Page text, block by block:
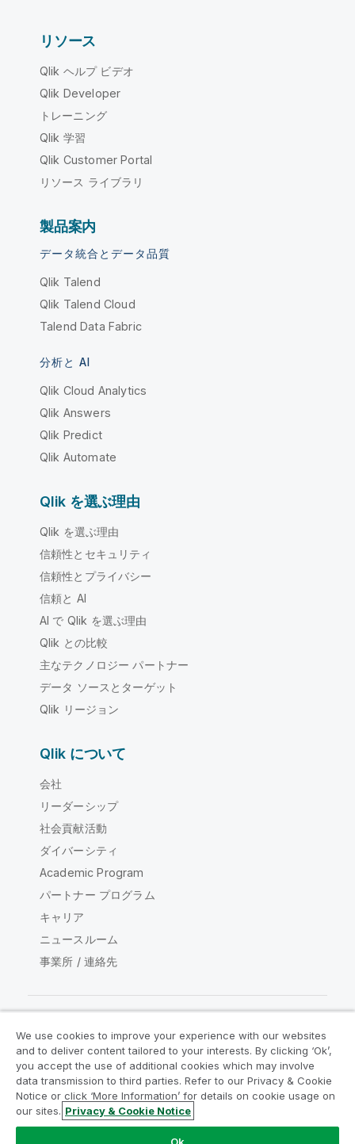
リソース
Qlik ヘルプ ビデオ
Qlik Developer
トレーニング
Qlik 学習
Qlik Customer Portal
リソース ライブラリ
製品案内
データ統合とデータ品質
Qlik Talend
Qlik Talend Cloud
Talend Data Fabric
分析と AI
Qlik Cloud Analytics
Qlik Answers
Qlik Predict
Qlik Automate
Qlik を選ぶ理由
Qlik を選ぶ理由
信頼性とセキュリティ
信頼性とプライバシー
信頼と AI
AI で Qlik を選ぶ理由
Qlik との比較
主なテクノロジー パートナー
データ ソースとターゲット
Qlik リージョン
Qlik について
会社
リーダーシップ
社会貢献活動
ダイバーシティ
Academic Program
パートナー プログラム
キャリア
ニュースルーム
事業所 / 連絡先
Qlik コミュニティ
法的契約 製品規約
Legal Policies
リーガルポリシー
利用規約
Do Not Share My Info
We use cookies to improve your experience with our websites
and to deliver content tailored to your interests. By clicking ‘Ok’,
you accept the use of additional cookies which may involve
data transmission to third parties. Refer to our Privacy & Cookie
Notice or click ‘More Information’ for details on cookie usage on
our sites. Privacy & Cookie Notice